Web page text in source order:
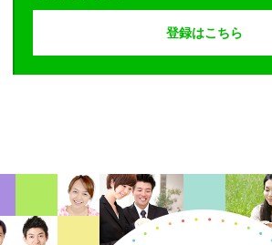
登録はこちら